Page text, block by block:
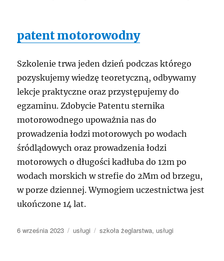
patent motorowodny
Szkolenie trwa jeden dzień podczas którego
pozyskujemy wiedzę teoretyczną, odbywamy
lekcje praktyczne oraz przystępujemy do
egzaminu. Zdobycie Patentu sternika
motorowodnego upoważnia nas do
prowadzenia łodzi motorowych po wodach
śródlądowych oraz prowadzenia łodzi
motorowych o długości kadłuba do 12m po
wodach morskich w strefie do 2Mm od brzegu,
w porze dziennej. Wymogiem uczestnictwa jest
ukończone 14 lat.
Data
6 września 2023 Kategorie
usługi Tagi
szkoła żeglarstwa, usługi